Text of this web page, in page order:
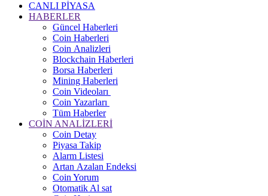
CANLI PİYASA
HABERLER
Güncel Haberleri
Coin Haberleri
Coin Analizleri
Blockchain Haberleri
Borsa Haberleri
Mining Haberleri
Coin Videoları
Coin Yazarları
Tüm Haberler
COİN ANALİZLERİ
Coin Detay
Piyasa Takip
Alarm Listesi
Artan Azalan Endeksi
Coin Yorum
Otomatik Al sat